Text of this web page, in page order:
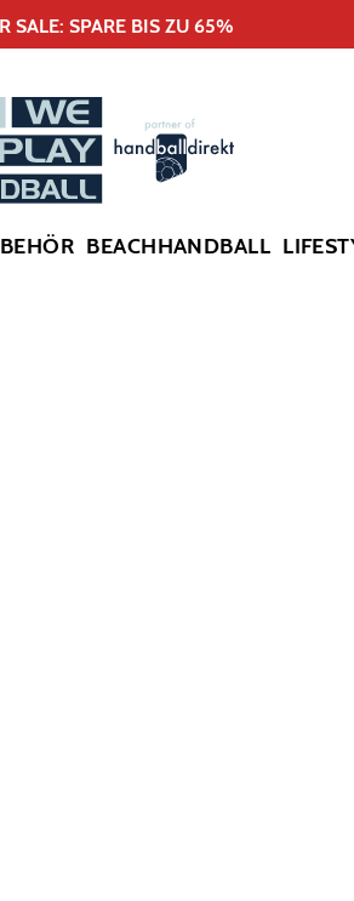
SALE: SPARE BIS ZU 65%
BEACHHANDBALL